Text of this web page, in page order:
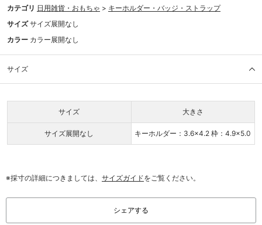
カテゴリ 日用雑貨・おもちゃ > キーホルダー・バッジ・ストラップ
サイズ サイズ展開なし
カラー カラー展開なし
サイズ
サイズ 大きさ
サイズ展開なし キーホルダー：3.6×4.2 枠：4.9×5.0
※採寸の詳細につきましては、 サイズガイドをご覧ください。
シェアする